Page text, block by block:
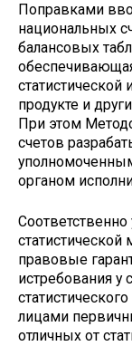
Поправками
национальных
балансовых
продукте и
При этом
счетов
органом
Соответственно
правовые
истребования у
лицами
отличных от